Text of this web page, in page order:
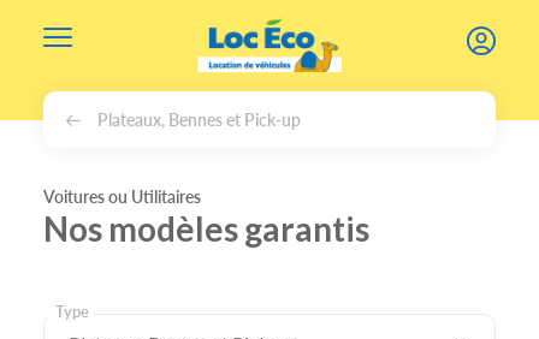
Plateaux, Bennes et Pick-up
Voitures ou Utilitaires
Nos modèles garantis
Type